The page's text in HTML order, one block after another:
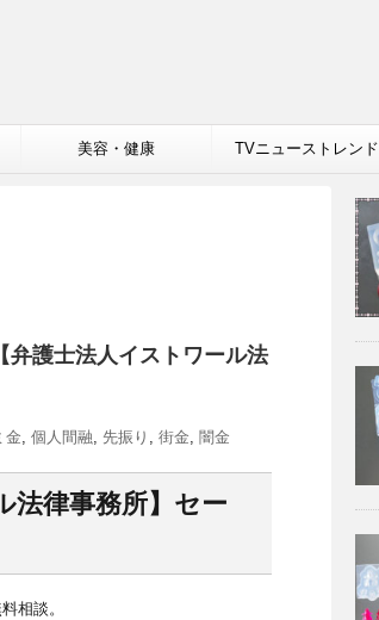
美容・健康 TVニューストレンド
弁護士法人イストワール法
金, 個人間融, 先振り , 街金, 闇金
律事務所】セー
相談。